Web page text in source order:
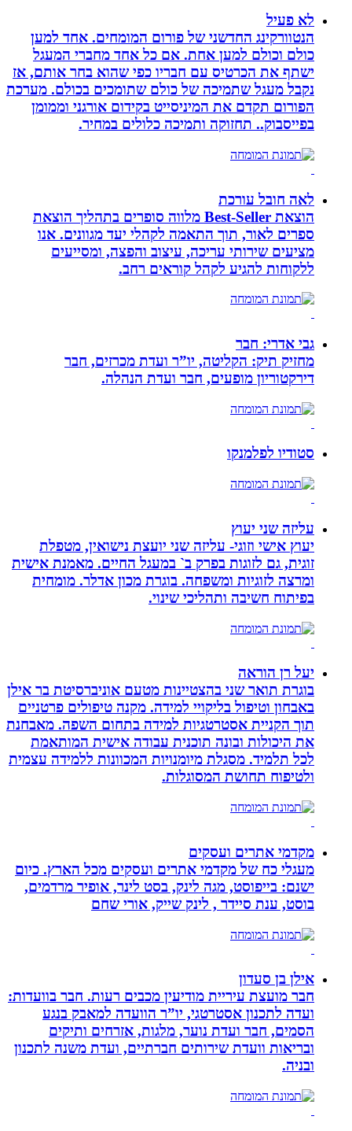
לא פעיל
הנטוורקינג החדשני של פורום המומחים. אחד למען
כולם וכולם למען אחת. אם כל אחד מחברי המעגל
ישתף את הכרטיס עם חבריו כפי שהוא בחר אותם, אז
נקבל מעגל שתמיכה של כולם שתומכים בכולם. מערכת
הפורום תקדם את המיניסייט בקידום אורגני וממומן
בפייסבוק.. תחזוקה ותמיכה כלולים במחיר.
לאה חובל עורכת
הוצאת Best-Seller מלווה סופרים בתהליך הוצאת
ספרים לאור, תוך התאמה לקהלי יעד מגוונים. אנו
מציעים שירותי עריכה, עיצוב והפצה, ומסייעים
ללקוחות להגיע לקהל קוראים רחב.
גבי אדרי: חבר
מחזיק תיק: הקליטה, יו”ר ועדת מכרזים, חבר
דירקטוריון מופעים, חבר ועדת הנהלה.
סטודיו לפלמנקו
עליזה שני יעוץ
יעוץ אישי וזוגי- עליזה שני יועצת נישואין, מטפלת
זוגית, גם לזוגות בפרק ב` במעגל החיים. מאמנת אישית
ומרצה לזוגיות ומשפחה. בוגרת מכון אדלר. מומחית
בפיתוח חשיבה ותהליכי שינוי.
יעל רן הוראה
בוגרת תואר שני בהצטיינות מטעם אוניברסיטת בר אילן
באבחון וטיפול בליקויי למידה. מקנה טיפולים פרטניים
תוך הקניית אסטרטגיות למידה בתחום השפה. מאבחנת
את היכולות ובונה תוכנית עבודה אישית המותאמת
לכל תלמיד. מסגלת מיומנויות המכוונות ללמידה עצמית
ולטיפוח תחושת המסוגלות.
מקדמי אתרים ועסקים
מעגלי כח של מקדמי אתרים ועסקים מכל הארץ. כיום
ישנם: בייפוסט, מגה לינק, בסט לינר, אופיר מרדמים,
בוסט, ענת סיידר , לינק שייק, אורי שחם
אילן בן סעדון
חבר מועצת עיריית מודיעין מכבים רעות. חבר בוועדות:
ועדה לתכנון אסטרטגי, יו”ר הוועדה למאבק בנגע
הסמים, חבר ועדת נוער, מלגות, אזרחים ותיקים
ובריאות וועדת שירותים חברתיים, ועדת משנה לתכנון
ובניה.